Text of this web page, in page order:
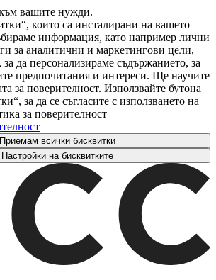
вашите нужди.
които са инсталирани на вашето
информация, като например лични
за аналитични и маркетингови цели,
да персонализираме съдържанието, за
предпочитания и интереси. Ще научите
за поверителност. Използвайте бутона
за да се съгласите с използването на
за поверителност
Приемам всички бисквитки
Настройки на бисквитките